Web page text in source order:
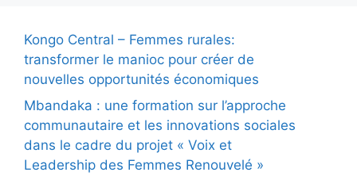
Kongo Central – Femmes rurales:
transformer le manioc pour créer de
nouvelles opportunités économiques
Mbandaka : une formation sur l’approche
communautaire et les innovations sociales
dans le cadre du projet « Voix et
Leadership des Femmes Renouvelé »